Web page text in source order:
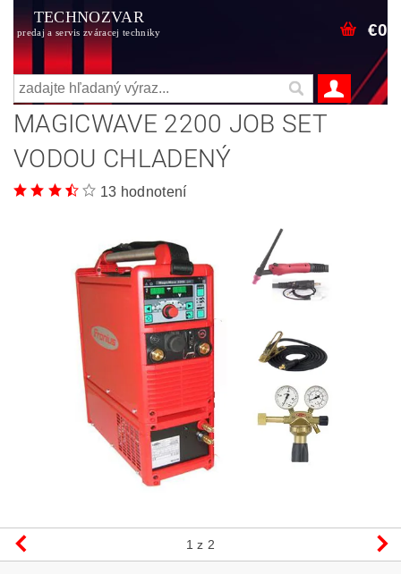
TECHNOZVAR
predaj a servis zváracej techniky €0
MAGICWAVE 2200 JOB SET
VODOU CHLADENÝ
13 hodnotení
1 z 2